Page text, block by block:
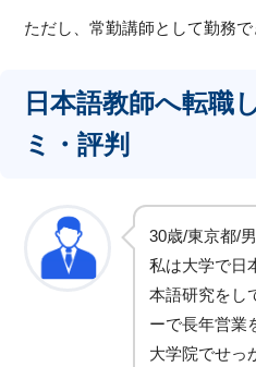
ただし、常勤講師として勤務で
日本語教師へ転職
ミ・評判
30歳/東京都/
私は大学で日
本語研究をし
ーで長年営業
大学院でせっ